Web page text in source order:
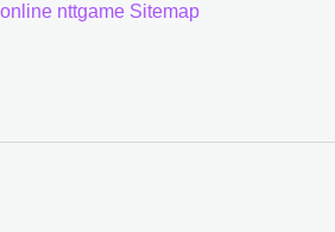
online nttgame Sitemap